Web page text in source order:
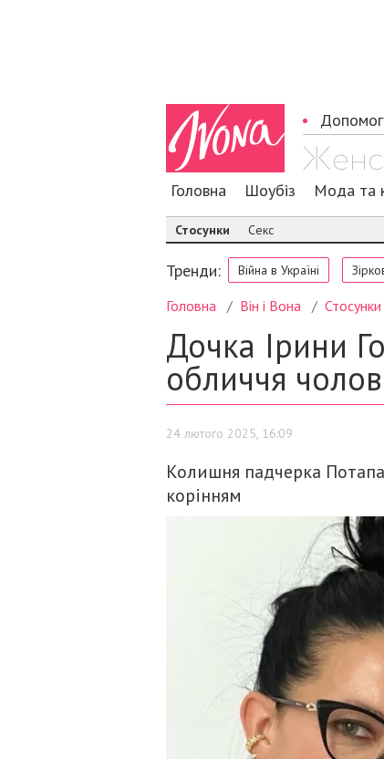
Головна Шоубіз Мода та
Стосунки Секс
Тренди: Війна в Україні
Головна Він і Вона Стосунки
Дочка Ірини
обличчя
24 лютого 2025, 16:09
Колишня падчерка
корінням